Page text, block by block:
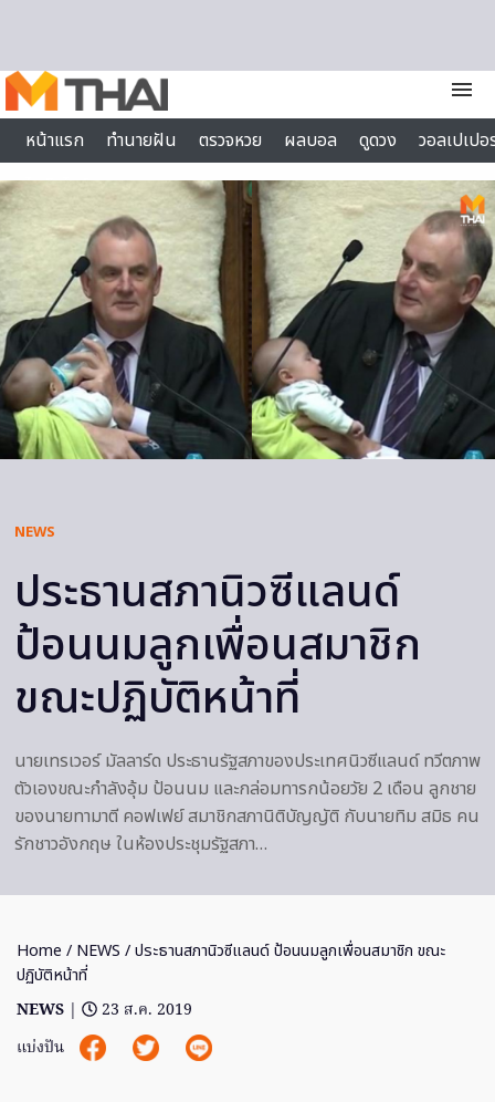
menu
หน้าแรก
ทำนายฝัน ตรวจหวย ผลบอล ดูดวง
วอลเปเป
ไลฟ์สไตล์
NEWS
ประธานสภานิวซีแลนด์
ป้อนนมลูกเพื่อนสมาชิก
ขณะปฏิบัติหน้าที่
นายเทรเวอร์ มัลลาร์ด ประธานรัฐสภาของประเทศนิวซีแลนด์ ทวีตภาพ
ตัวเองขณะกำลังอุ้ม ป้อนนม และกล่อมทารกน้อยวัย 2 เดือน ลูกชาย
ของนายทามาตี คอฟเฟย์ สมาชิกสภานิติบัญญัติ กับนายทิม สมิธ คน
รักชาวอังกฤษ ในห้องประชุมรัฐสภา…
Home / NEWS / ประธานสภานิวซีแลนด์ ป้อนนมลูกเพื่อนสมาชิก ขณะ
ปฏิบัติหน้าที่
NEWS |
23 ส.ค. 2019
แบ่งปัน